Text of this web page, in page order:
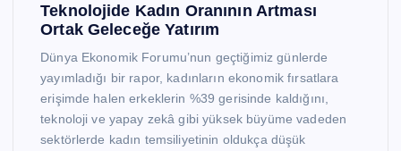
Teknolojide Kadın Oranının Artması
Ortak Geleceğe Yatırım
Dünya Ekonomik Forumu’nun geçtiğimiz günlerde
yayımladığı bir rapor, kadınların ekonomik fırsatlara
erişimde halen erkeklerin %39 gerisinde kaldığını,
teknoloji ve yapay zekâ gibi yüksek büyüme vadeden
sektörlerde kadın temsiliyetinin oldukça düşük